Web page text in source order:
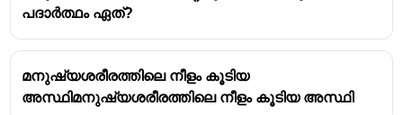
പദാർത്ഥം ഏത്?
മനുഷ്യശരീരത്തിലെ നീളം കൂടിയ
അസ്ഥിമനുഷ്യശരീരത്തിലെ നീളം കൂടിയ അസ്ഥി